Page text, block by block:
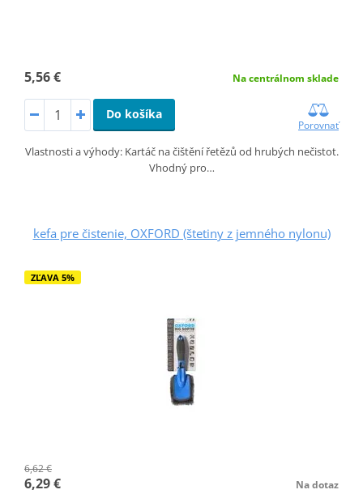
5,56 € Na centrálnom sklade
Do košíka
Porovnať
Vlastnosti a výhody: Kartáč na čištění řetězů od hrubých nečistot.
Vhodný pro…
kefa pre čistenie, OXFORD (štetiny z jemného nylonu)
ZĽAVA 5%
6,62 €
6,29 € Na dotaz